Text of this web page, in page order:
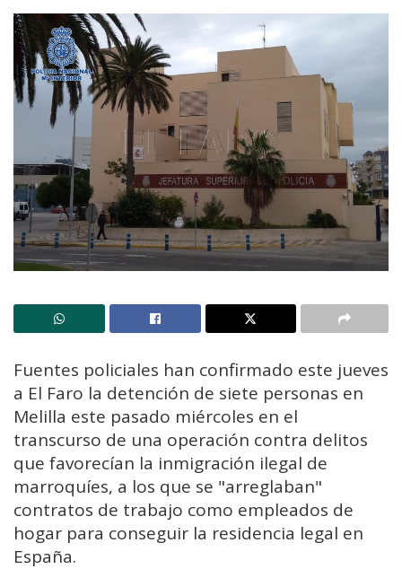
Fuentes policiales han confirmado este jueves
a El Faro la detención de siete personas en
Melilla este pasado miércoles en el
transcurso de una operación contra delitos
que favorecían la inmigración ilegal de
marroquíes, a los que se "arreglaban"
contratos de trabajo como empleados de
hogar para conseguir la residencia legal en
España.